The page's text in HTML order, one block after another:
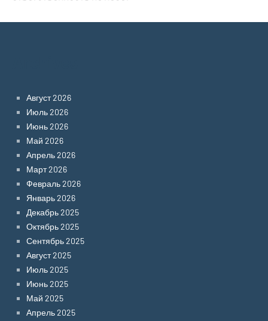
Август 2026
Июль 2026
Июнь 2026
Май 2026
Апрель 2026
Март 2026
Февраль 2026
Январь 2026
Декабрь 2025
Октябрь 2025
Сентябрь 2025
Август 2025
Июль 2025
Июнь 2025
Май 2025
Апрель 2025